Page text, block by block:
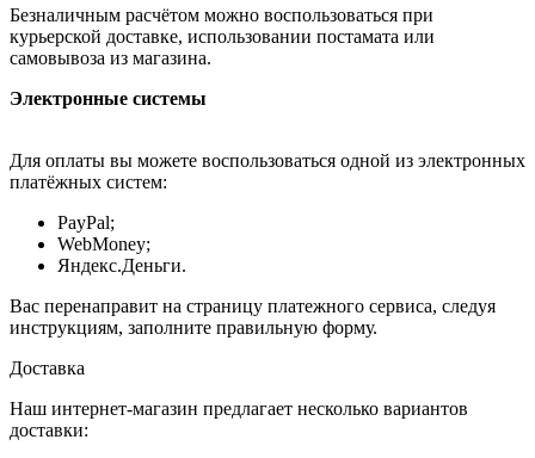
Безналичным расчётом можно воспользоваться при
курьерской доставке, использовании постамата или
самовывоза из магазина.
Электронные системы
Для оплаты вы можете воспользоваться одной из электронных
платёжных систем:
PayPal;
WebMoney;
Яндекс.Деньги.
Вас перенаправит на страницу платежного сервиса, следуя
инструкциям, заполните правильную форму.
Доставка
Наш интернет-магазин предлагает несколько вариантов
доставки: